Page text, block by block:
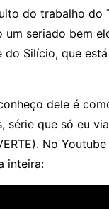
do trabalho do
um seriado bem
do Silício, que
dele é
série que só eu
No
inteira: